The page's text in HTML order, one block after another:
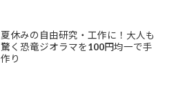
夏休みの自由研究・工作に！大人も
驚く恐竜ジオラマを100円均一で手
作り